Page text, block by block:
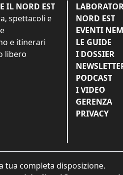
IL NORD EST
spettacoli e
e itinerari
libero
NORD EST
EVENTI NEM
LE GUIDE
I DOSSIER
PODCAST
I VIDEO
GERENZA
PRIVACY
tua completa disposizione.